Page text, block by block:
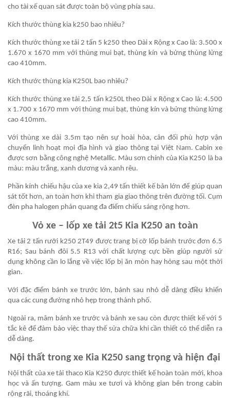
cho tài xế quan sát được toàn bộ vùng phía sau.
Kích thước thùng kia k250 bao nhiêu?
Kích thước thùng xe tải 2 tấn 5 k250 theo Dài x Rộng x Cao là: 3.500 x
1.670 x 1670 mm với thùng mui bạt, thùng kín và bửng thùng lửng
cao 410mm.
Kích thước thùng kia K250L bao nhiêu?
Kích thước thùng xe tải 2,5 tấn k250L theo Dài x Rộng x Cao là: 4.500
x 1.700 x 1670 mm với thùng mui bạt, thùng kín và bửng thùng lửng
cao 410mm.
Với thùng xe dài 3.5m tạo nên sự hoài hòa, cân đối phù hợp vận
chuyển linh hoạt mọi địa hình và giao thông tại Việt Nam. Cabin xe
được sơn bằng công nghệ Metallic. Màu sơn chính của Kia K250 là ba
màu: màu trắng, xanh dương và xanh rêu.
Phần kính chiếu hậu của xe kia 2,49 tấn thiết kế bản lớn để giúp quan
sát tốt hơn, an toàn hơn khi tham gia giao thông trên đường tối. Cụm
đèn pha halogen phản quang đa điểm chiếu sáng rộng hơn.
Vỏ xe – lốp xe tải 2t5 Kia K250 an toàn
Xe tải 2 tấn rưỡi k250 2T49 được trang bị cỡ lốp bánh trước đơn 6.5
R16; Sau bánh đôi 5.5 R13 với chất lượng cực bền giúp người sử
dụng không cần lo lắng về việc lốp bị ăn mòn hay hỏng sau một thời
gian.
Với đặc điểm bánh xe trước lớn, bánh sau nhỏ dễ dàng điều khiển
qua các cung đường nhỏ hẹp trong thành phố.
Ngoài ra, mâm bánh xe trước và bánh xe sau còn được thiết kế với 5
tắc kê để đảm bảo việc thay thế sửa chữa khi cần thiết có thể diễn ra
dễ dàng.
Nội thất trong xe Kia K250 sang trọng và hiện đại
Nội thất của xe tải thaco Kia K250 được thiết kế hoàn toàn mới, khoa
học và ấn tượng. Gam màu xe tươi và không gian bên trong cabin
rộng rãi, thoáng khí.